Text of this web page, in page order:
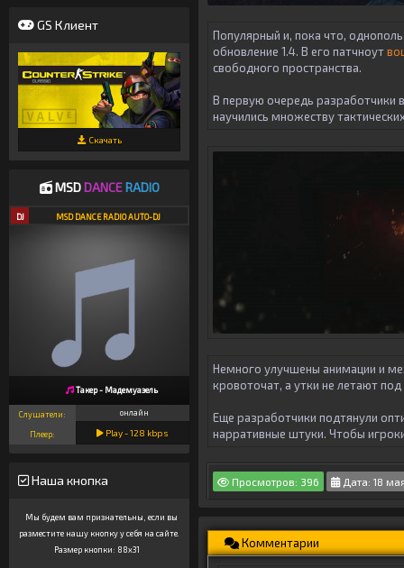
GS Клиент
Скачать
MSDDANCE RADIO
DJ MSD DANCE RADIO AUTO-DJ
Такер - Мадемуазель
Слушатели: онлайн
Плеер: Play -128 kbps
Наша кнопка
Мы будем вам признательны, если вы
разместите нашу кнопку у себя на сайте.
Размер кнопки: 88x31
Популярный и, пока что,
обновление 1.4. В его патчноут
свободного пространства.
В первую очередь разработчики
научились множеству
Немного улучшены анимации и
кровоточат, а утки не летают
Еще разработчики подтянули
нарративные штуки. Чтобы
Просмотров: 396 Дата: 18
Комментарии